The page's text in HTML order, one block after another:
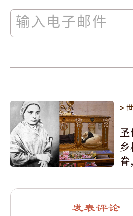
>
圣
发表评论